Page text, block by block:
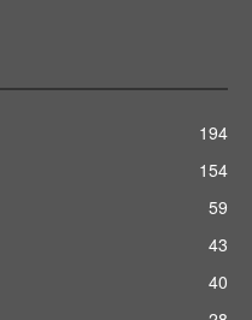
194
154
59
43
40